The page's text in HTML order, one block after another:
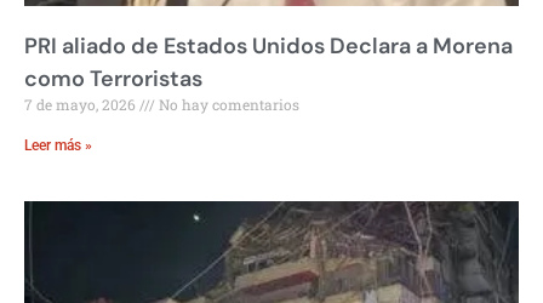
PRI aliado de Estados Unidos Declara a Morena
como Terroristas
7 de mayo, 2026 No hay comentarios
Leer más »